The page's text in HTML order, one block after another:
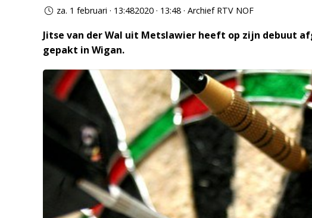
za. 1 februari · 13:482020 · 13:48 · Archief RTV NOF
Jitse van der Wal uit Metslawier heeft op zijn debuut
gepakt in Wigan.